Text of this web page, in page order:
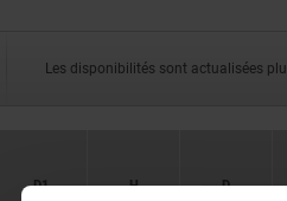
Les disponibilités sont actualisées
D1
H D